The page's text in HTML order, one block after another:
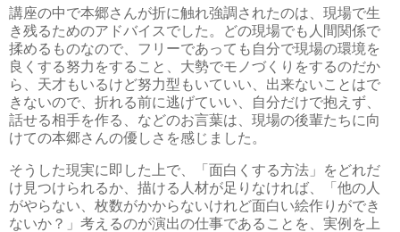
講座の中で本郷さんが折に触れ強調されたのは、現場で生
き残るためのアドバイスでした。どの現場でも人間関係で
揉めるものなので、フリーであっても自分で現場の環境を
良くする努力をすること、大勢でモノづくりをするのだか
ら、天才もいるけど努力型もいていい、出来ないことはで
きないので、折れる前に逃げていい、自分だけで抱えず、
話せる相手を作る、などのお言葉は、現場の後輩たちに向
けての本郷さんの優しさを感じました。
そうした現実に即した上で、「面白くする方法」をどれだ
け見つけられるか、描ける人材が足りなければ、「他の人
がやらない、枚数がかからないけれど面白い絵作りができ
ないか？」考えるのが演出の仕事であることを、実例を上